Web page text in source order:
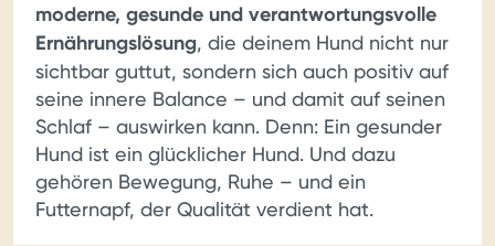
moderne, gesunde und verantwortungsvolle
Ernährungslösung, die deinem Hund nicht nur
sichtbar guttut, sondern sich auch positiv auf
seine innere Balance – und damit auf seinen
Schlaf – auswirken kann. Denn: Ein gesunder
Hund ist ein glücklicher Hund. Und dazu
gehören Bewegung, Ruhe – und ein
Futternapf, der Qualität verdient hat.